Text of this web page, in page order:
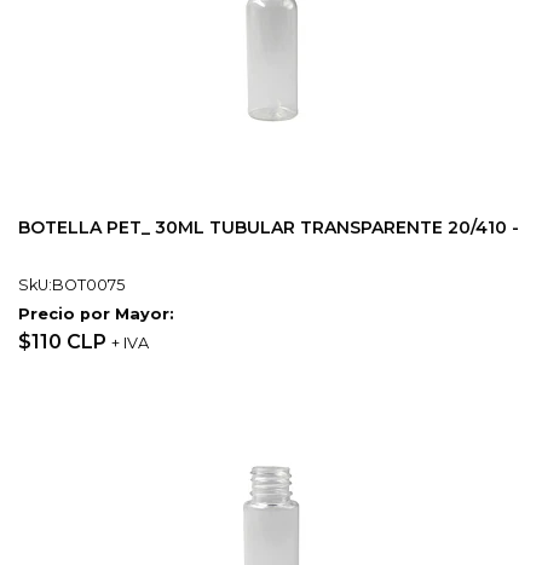
BOTELLA PET_ 30ML TUBULAR TRANSPARENTE 20/410 -
SkU:BOT0075
Precio por Mayor:
$110 CLP + IVA